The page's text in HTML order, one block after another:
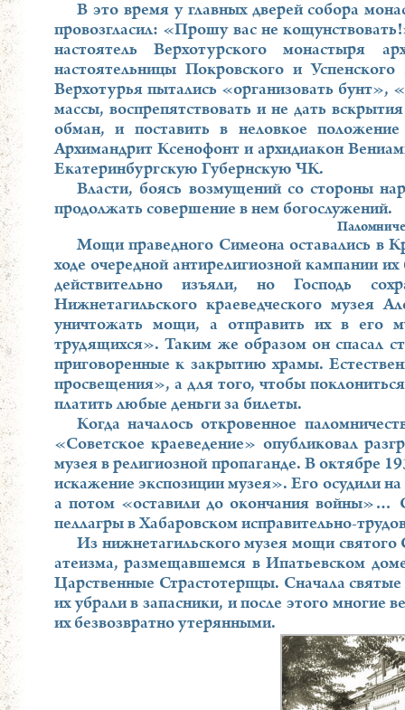
В это время у главных дверей собора
провозгласил: «Прошу вас не
настоятель Верхотурского монастыря
настоятельницы Покровского и
Верхотурья пытались «организовать бунт»,
массы, воспрепятствовать и не дать
обман, и поставить в неловкое
Архимандрит Ксенофонт и архидиакон
Екатеринбургскую Губернскую ЧК.
Власти, боясь возмущений со стороны
продолжать совершение в нем богослужений.
Мощи праведного Симеона оставались в
ходе очередной антирелигиозной кампании
действительно изъяли, но Господь
Нижнетагильского краеведческого музея
уничтожать мощи, а отправить их в его
трудящихся». Таким же образом он спасал
приговоренные к закрытию храмы.
просвещения», а для того, чтобы
платить любые деньги за билеты.
Когда началось откровенное
«Советское краеведение» опубликовал
музея в религиозной пропаганде. В октябре
искажение экспозиции музея». Его осудили
а потом «оставили до окончания войны»…
пеллагры в Хабаровском исправительно-
Из нижнетагильского музея мощи святого
атеизма, размещавшемся в Ипатьевском
Царственные Страстотерпцы. Сначала
их убрали в запасники, и после этого многие
их безвозвратно утерянными.